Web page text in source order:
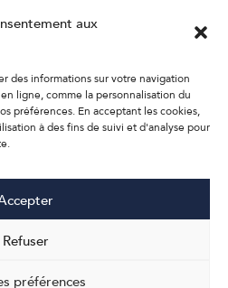
aux
des informations sur votre navigation
ligne, comme la personnalisation du
préférences. En acceptant les cookies,
à des fins de suivi et d'analyse pour
Refuser
préférences